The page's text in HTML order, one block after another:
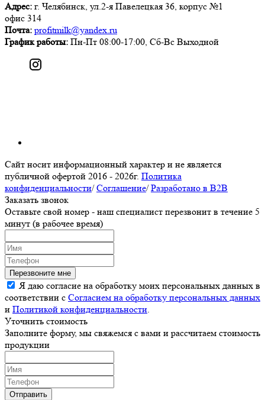
Адрес: г. Челябинск, ул.2-я Павелецкая 36, корпус №1
офис 314
Почта: profitmilk@yandex.ru
График работы: Пн-Пт 08:00-17:00, Сб-Вс Выходной
Сайт носит информационный характер и не является
публичной офертой 2016 - 2026г. Политика
конфиденциальности/ Соглашение/ Разработано в B2B
Заказать звонок
Оставьте свой номер - наш специалист перезвонит в течение 5
минут (в рабочее время)
Перезвоните мне
Я даю согласие на обработку моих персональных данных в
соответствии с Согласием на обработку персональных данных
и Политикой конфиденциальности.
Уточнить стоимость
Заполните форму, мы свяжемся с вами и рассчитаем стоимость
продукции
Отправить